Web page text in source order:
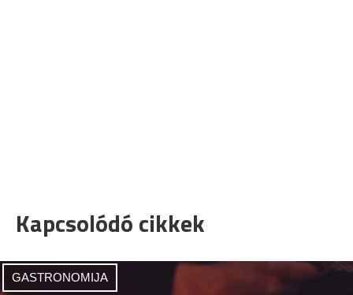
Kapcsolódó cikkek
GASTRONOMIJA